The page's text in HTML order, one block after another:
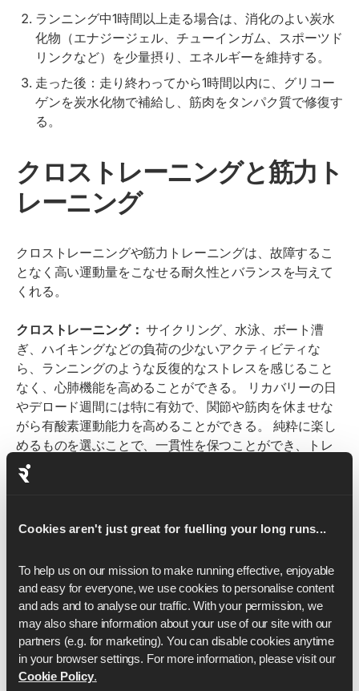
Cookies aren't just great for fuelling your long runs...
To help us on our mission to make running effective, enjoyable
and easy for everyone, we use cookies to personalise content
and ads and to analyse our traffic. With your permission, we
may also share information about your use of our site with our
partners (e.g. for marketing). You can disable cookies anytime
in your browser settings. For more information, please visit our
Cookie Policy.
ランニング中1時間以上走る場合は、消化のよい炭水
化物（エナジージェル、チューインガム、スポーツド
リンクなど）を少量摂り、エネルギーを維持する。
走った後：走り終わってから1時間以内に、グリコー
ゲンを炭水化物で補給し、筋肉をタンパク質で修復す
る。
クロストレーニングと筋力ト
レーニング
クロストレーニングや筋力トレーニングは、故障するこ
となく高い運動量をこなせる耐久性とバランスを与えて
くれる。
クロストレーニング： サイクリング、水泳、ボート漕
ぎ、ハイキングなどの負荷の少ないアクティビティな
ら、ランニングのような反復的なストレスを感じること
なく、心肺機能を高めることができる。 リカバリーの日
やデロード週間には特に有効で、関節や筋肉を休ませな
がら有酸素運動能力を高めることができる。 純粋に楽し
めるものを選ぶことで、一貫性を保つことができ、トレ
ーニングのバリエーションも増える。
ス、ふくらはぎ、体幹をターゲットにしたエクササイズ
ングランでもフォームをキープしやすくする。 また、筋
肉が強ければ関節にかかる衝撃も軽減され、週当たりの
運動量が増えるにつれて怪我のリスクも低くなる。
週に1～2回の集中セッションでも、長距離への適応力に
顕著な違いが出る。
Runnasのプランでは、これらのセッションをスケジュー